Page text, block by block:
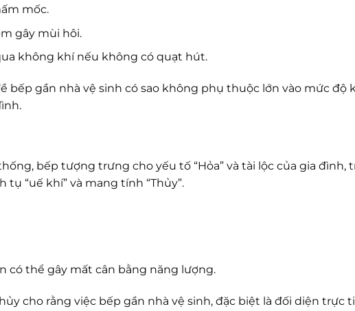
mốc.
gây mùi hôi.
không khí nếu không có quạt hút.
bếp gần nhà vệ sinh có sao không phụ thuộc lớn vào mức độ
bếp tượng trưng cho yếu tố “Hỏa” và tài lộc của gia đình,
“uế khí” và mang tính “Thủy”.
có thể gây mất cân bằng năng lượng.
cho rằng việc bếp gần nhà vệ sinh, đặc biệt là đối diện trực